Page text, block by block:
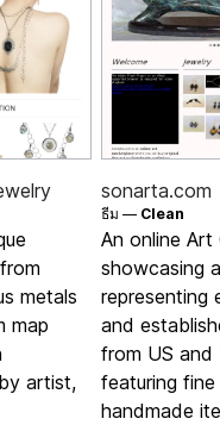
metals
map
artist,
sonarta.com
ธีม — Clean
An online Art
showcasing
representing
and
from US and
featuring
handmade